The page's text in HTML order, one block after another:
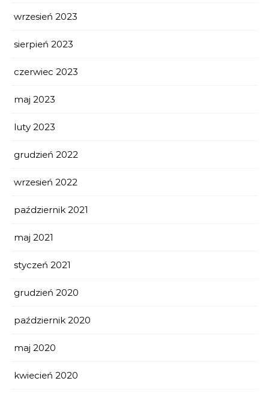
wrzesień 2023
sierpień 2023
czerwiec 2023
maj 2023
luty 2023
grudzień 2022
wrzesień 2022
październik 2021
maj 2021
styczeń 2021
grudzień 2020
październik 2020
maj 2020
kwiecień 2020